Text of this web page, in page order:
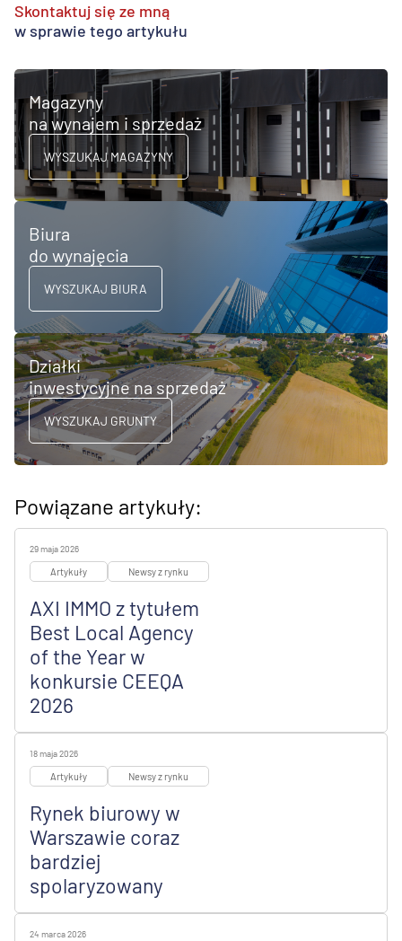
Skontaktuj się ze mną
w sprawie tego artykułu
Magazyny
na wynajem i sprzedaż
WYSZUKAJ MAGAZYNY
Biura
do wynajęcia
WYSZUKAJ BIURA
Działki
inwestycyjne na sprzedaż
WYSZUKAJ GRUNTY
Powiązane artykuły:
29 maja 2026
Artykuły Newsy z rynku
AXI IMMO z tytułem
Best Local Agency
of the Year w
konkursie CEEQA
2026
18 maja 2026
Artykuły Newsy z rynku
Rynek biurowy w
Warszawie coraz
bardziej
spolaryzowany
24 marca 2026